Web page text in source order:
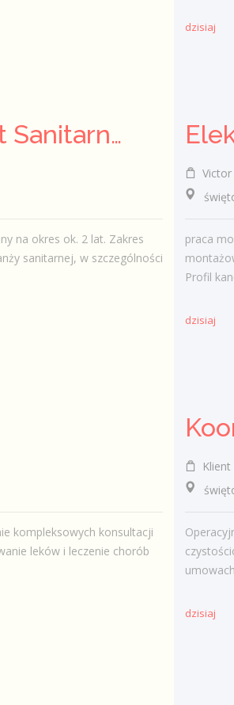
dzisiaj
Kierownik Robót Sanitarnych
na okres ok. 2 lat. Zakres
sanitarnej, w szczególności
Victor
praca
Profil
dzisiaj
kompleksowych konsultacji
leków i leczenie chorób
dzisiaj